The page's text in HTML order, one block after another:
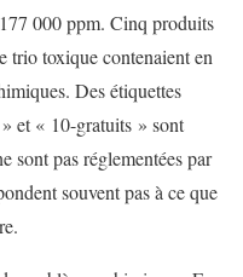
000 ppm. Cinq produits
trio toxique contenaient en
Des étiquettes
et « 10-gratuits » sont
sont pas réglementées par
souvent pas à ce que